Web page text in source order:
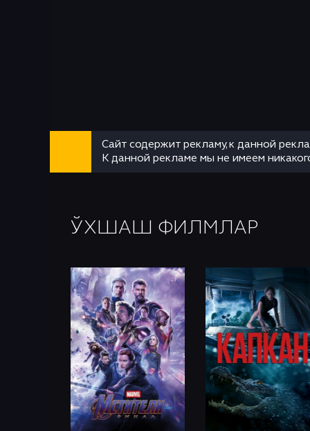
Сайт содержит рекламу, к данной
К данной рекламе мы не имеем
ЎХШАШ ФИЛМЛАР